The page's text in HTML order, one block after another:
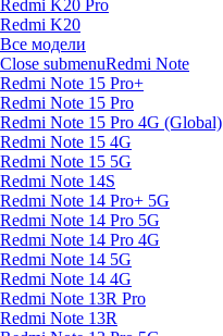
Redmi K20 Pro
Redmi K20
Все модели
Close submenuRedmi Note
Redmi Note 15 Pro+
Redmi Note 15 Pro
Redmi Note 15 Pro 4G (Global)
Redmi Note 15 4G
Redmi Note 15 5G
Redmi Note 14S
Redmi Note 14 Pro+ 5G
Redmi Note 14 Pro 5G
Redmi Note 14 Pro 4G
Redmi Note 14 5G
Redmi Note 14 4G
Redmi Note 13R Pro
Redmi Note 13R